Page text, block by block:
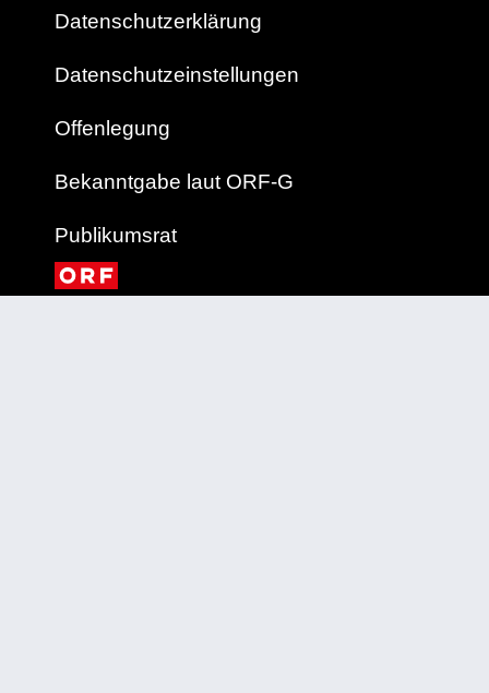
Datenschutzerklärung
Datenschutzeinstellungen
Offenlegung
Bekanntgabe laut ORF-G
Publikumsrat